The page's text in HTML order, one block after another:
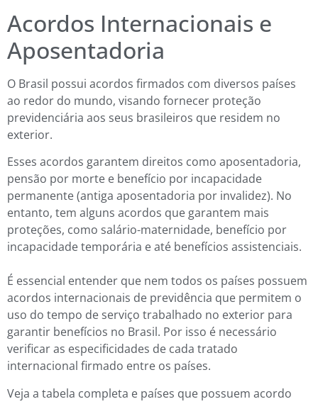
Acordos Internacionais e
Aposentadoria
O Brasil possui acordos firmados com diversos países
ao redor do mundo, visando fornecer proteção
previdenciária aos seus brasileiros que residem no
exterior.
Esses acordos garantem direitos como aposentadoria,
pensão por morte e benefício por incapacidade
permanente (antiga aposentadoria por invalidez). No
entanto, tem alguns acordos que garantem mais
proteções, como salário-maternidade, benefício por
incapacidade temporária e até benefícios assistenciais.
É essencial entender que nem todos os países possuem
acordos internacionais de previdência que permitem o
uso do tempo de serviço trabalhado no exterior para
garantir benefícios no Brasil. Por isso é necessário
verificar as especificidades de cada tratado
internacional firmado entre os países.
Veja a tabela completa e países que possuem acordo